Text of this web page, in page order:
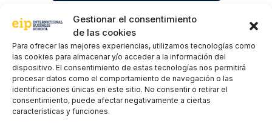
Gestionar el consentimiento
de las cookies
Para ofrecer las mejores experiencias, utilizamos tecnologías como
las cookies para almacenar y/o acceder a la información del
dispositivo. El consentimiento de estas tecnologías nos permitirá
procesar datos como el comportamiento de navegación o las
identificaciones únicas en este sitio. No consentir o retirar el
consentimiento, puede afectar negativamente a ciertas
características y funciones.